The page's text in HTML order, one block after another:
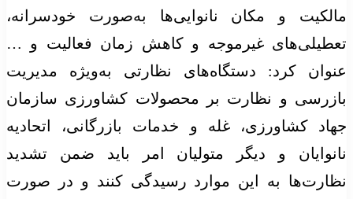
مالکیت و مکان نانوایی‌ها به‌صورت خودسرانه،
تعطیلی‌های غیرموجه و کاهش زمان فعالیت و …
عنوان کرد: دستگاه‌های نظارتی به‌ویژه مدیریت
بازرسی و نظارت بر محصولات کشاورزی سازمان
جهاد کشاورزی، غله و خدمات بازرگانی، اتحادیه
نانوایان و دیگر متولیان امر باید ضمن تشدید
نظارت‌ها به این موارد رسیدگی کنند و در صورت